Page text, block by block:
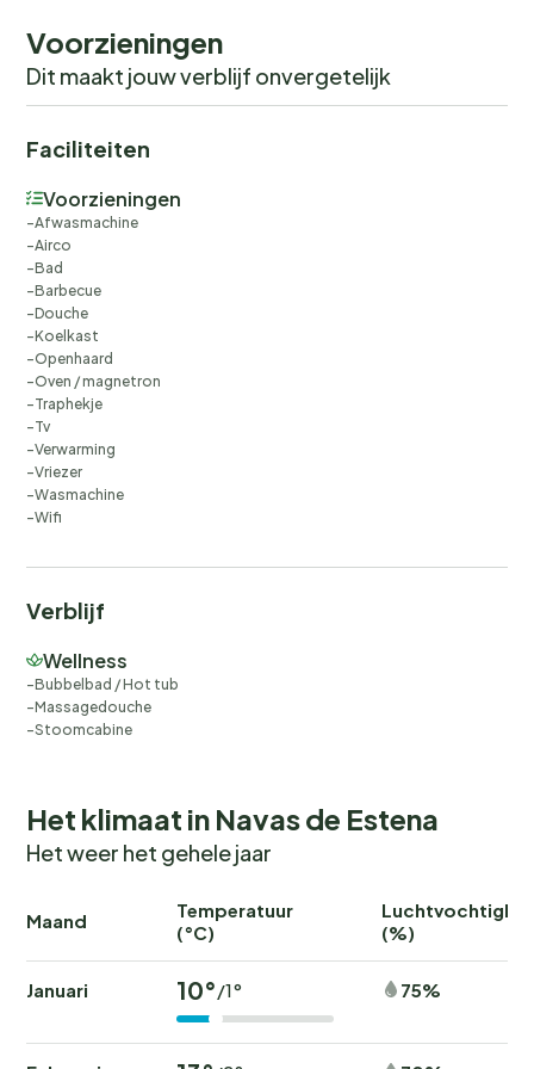
Voorzieningen
Dit maakt jouw verblijf onvergetelijk
Faciliteiten
Voorzieningen
Afwasmachine
Airco
Bad
Barbecue
Douche
Koelkast
Openhaard
Oven / magnetron
Traphekje
Tv
Verwarming
Vriezer
Wasmachine
Wifi
Verblijf
Wellness
Bubbelbad / Hot tub
Massagedouche
Stoomcabine
Het klimaat in Navas de Estena
Het weer het gehele jaar
Maand
Temperatuur
(°C)
(%)
Januari 10°/1° 75%